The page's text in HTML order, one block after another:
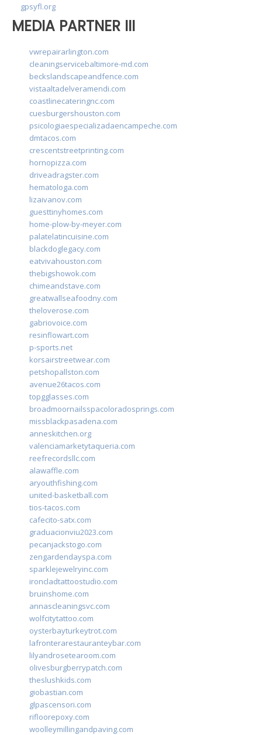
gpsyfl.org
MEDIA PARTNER III
vwrepairarlington.com
cleaningservicebaltimore-md.com
beckslandscapeandfence.com
vistaaltadelveramendi.com
coastlinecateringnc.com
cuesburgershouston.com
psicologiaespecializadaencampeche.com
dmtacos.com
crescentstreetprinting.com
hornopizza.com
driveadragster.com
hematologa.com
lizaivanov.com
guesttinyhomes.com
home-plow-by-meyer.com
palatelatincuisine.com
blackdoglegacy.com
eatvivahouston.com
thebigshowok.com
chimeandstave.com
greatwallseafoodny.com
theloverose.com
gabriovoice.com
resinflowart.com
p-sports.net
korsairstreetwear.com
petshopallston.com
avenue26tacos.com
topgglasses.com
broadmoornailsspacoloradosprings.com
missblackpasadena.com
anneskitchen.org
valenciamarketytaqueria.com
reefrecordsllc.com
alawaffle.com
aryouthfishing.com
united-basketball.com
tios-tacos.com
cafecito-satx.com
graduacionviu2023.com
pecanjackstogo.com
zengardendayspa.com
sparklejewelryinc.com
ironcladtattoostudio.com
bruinshome.com
annascleaningsvc.com
wolfcitytattoo.com
oysterbayturkeytrot.com
lafronterarestauranteybar.com
lilyandrosetearoom.com
olivesburgberrypatch.com
theslushkids.com
giobastian.com
glpascensori.com
rifloorepoxy.com
woolleymillingandpaving.com